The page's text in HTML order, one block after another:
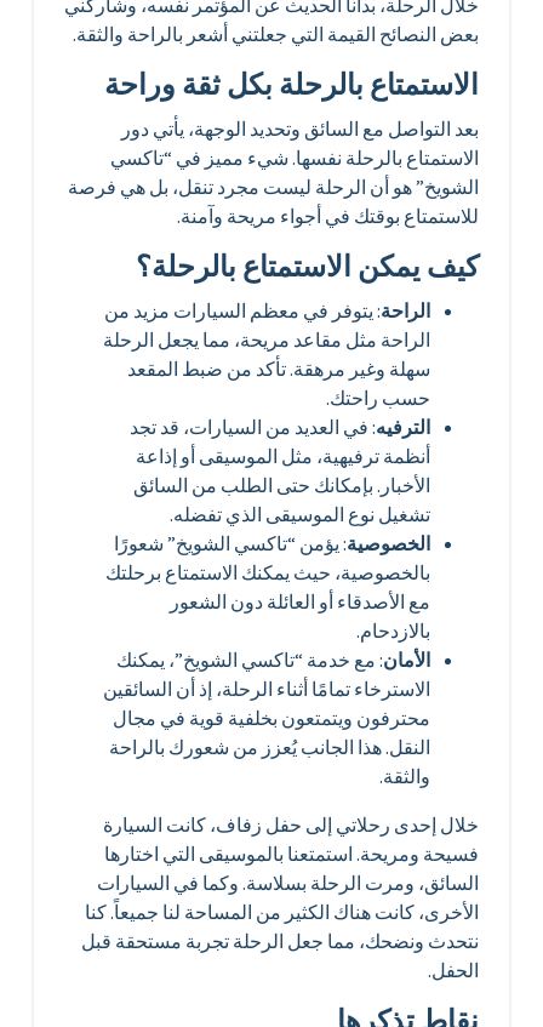
خلال الرحلة، بدأنا الحديث عن المؤتمر نفسه، وشاركني
بعض النصائح القيمة التي جعلتني أشعر بالراحة والثقة.
الاستمتاع بالرحلة بكل ثقة وراحة
بعد التواصل مع السائق وتحديد الوجهة، يأتي دور
الاستمتاع بالرحلة نفسها. شيء مميز في “تاكسي
الشويخ” هو أن الرحلة ليست مجرد تنقل، بل هي فرصة
للاستمتاع بوقتك في أجواء مريحة وآمنة.
كيف يمكن الاستمتاع بالرحلة؟
الراحة: يتوفر في معظم السيارات مزيد من
الراحة مثل مقاعد مريحة، مما يجعل الرحلة
سهلة وغير مرهقة. تأكد من ضبط المقعد
حسب راحتك.
الترفيه: في العديد من السيارات، قد تجد
أنظمة ترفيهية، مثل الموسيقى أو إذاعة
الأخبار. بإمكانك حتى الطلب من السائق
تشغيل نوع الموسيقى الذي تفضله.
الخصوصية: يؤمن “تاكسي الشويخ” شعورًا
بالخصوصية، حيث يمكنك الاستمتاع برحلتك
مع الأصدقاء أو العائلة دون الشعور
بالازدحام.
الأمان: مع خدمة “تاكسي الشويخ”، يمكنك
الاسترخاء تمامًا أثناء الرحلة، إذ أن السائقين
محترفون ويتمتعون بخلفية قوية في مجال
النقل. هذا الجانب يُعزز من شعورك بالراحة
والثقة.
خلال إحدى رحلاتي إلى حفل زفاف، كانت السيارة
فسيحة ومريحة. استمتعنا بالموسيقى التي اختارها
السائق، ومرت الرحلة بسلاسة. وكما في السيارات
الأخرى، كانت هناك الكثير من المساحة لنا جميعاً. كنا
نتحدث ونضحك، مما جعل الرحلة تجربة مستحقة قبل
الحفل.